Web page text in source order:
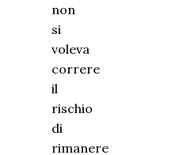
non
si
voleva
correre
il
rischio
di
rimanere